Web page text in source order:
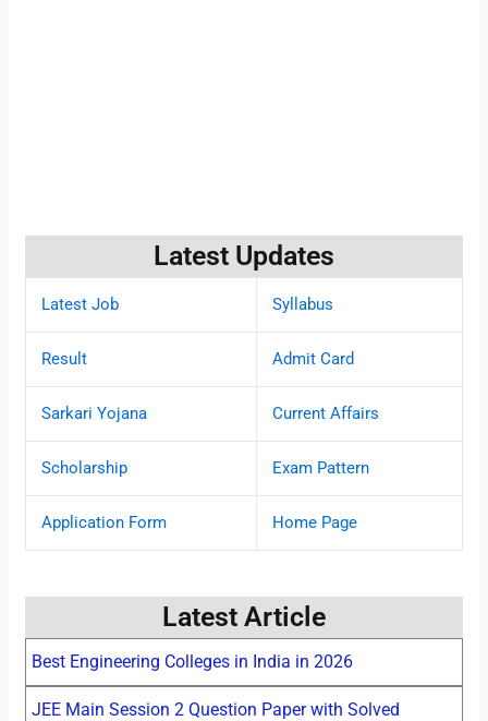
Latest Updates
Latest Job Syllabus
Result Admit Card
Sarkari Yojana Current Affairs
Scholarship Exam Pattern
Application Form Home Page
Latest Article
Best Engineering Colleges in India in 2026
JEE Main Session 2 Question Paper with Solved